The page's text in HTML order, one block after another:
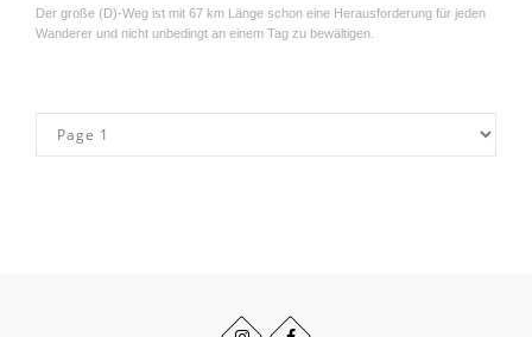
Der große (D)-Weg ist mit 67 km Länge schon eine Herausforderung für jeden
Wanderer und nicht unbedingt an einem Tag zu bewältigen.